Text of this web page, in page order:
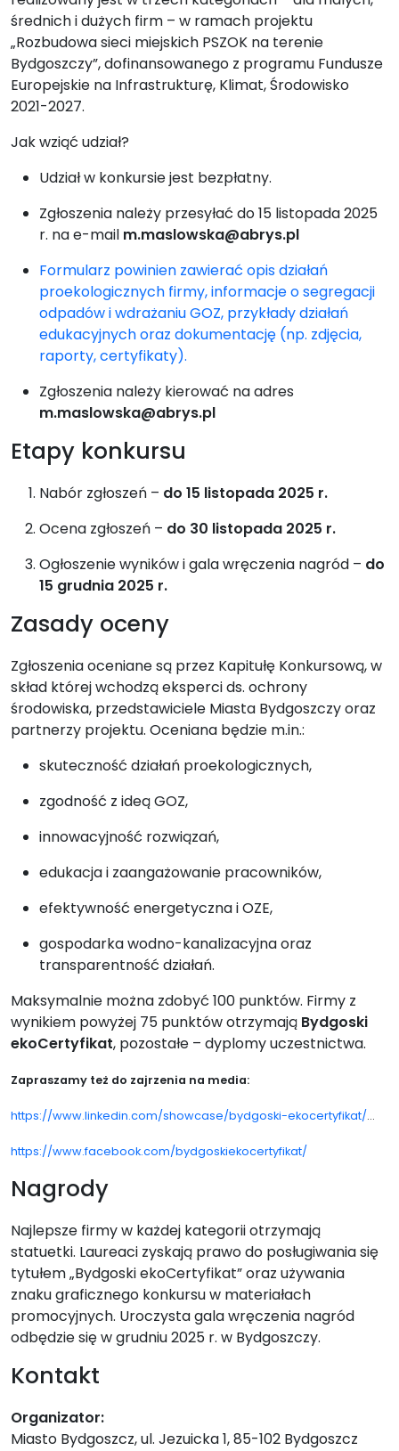
średnich i dużych firm – w ramach projektu
„Rozbudowa sieci miejskich PSZOK na terenie
Bydgoszczy”, dofinansowanego z programu Fundusze
Europejskie na Infrastrukturę, Klimat, Środowisko
2021-2027.
Jak wziąć udział?
Udział w konkursie jest bezpłatny.
Zgłoszenia należy przesyłać do 15 listopada 2025
r. na e-mail m.maslowska@abrys.pl
Formularz powinien zawierać opis działań
proekologicznych firmy, informacje o segregacji
odpadów i wdrażaniu GOZ, przykłady działań
edukacyjnych oraz dokumentację (np. zdjęcia,
raporty, certyfikaty).
Zgłoszenia należy kierować na adres
m.maslowska@abrys.pl
Etapy konkursu
Nabór zgłoszeń – do 15 listopada 2025 r.
Ocena zgłoszeń – do 30 listopada 2025 r.
Ogłoszenie wyników i gala wręczenia nagród – do
15 grudnia 2025 r.
Zasady oceny
Zgłoszenia oceniane są przez Kapitułę Konkursową, w
skład której wchodzą eksperci ds. ochrony
środowiska, przedstawiciele Miasta Bydgoszczy oraz
partnerzy projektu. Oceniana będzie m.in.:
skuteczność działań proekologicznych,
zgodność z ideą GOZ,
innowacyjność rozwiązań,
edukacja i zaangażowanie pracowników,
efektywność energetyczna i OZE,
gospodarka wodno-kanalizacyjna oraz
transparentność działań.
Maksymalnie można zdobyć 100 punktów. Firmy z
wynikiem powyżej 75 punktów otrzymają Bydgoski
ekoCertyfikat, pozostałe – dyplomy uczestnictwa.
Zapraszamy też do zajrzenia na media:
https://www.linkedin.com/showcase/bydgoski-ekocertyfikat/...
https://www.facebook.com/bydgoskiekocertyfikat/
Nagrody
Najlepsze firmy w każdej kategorii otrzymają
statuetki. Laureaci zyskają prawo do posługiwania się
tytułem „Bydgoski ekoCertyfikat” oraz używania
znaku graficznego konkursu w materiałach
promocyjnych. Uroczysta gala wręczenia nagród
odbędzie się w grudniu 2025 r. w Bydgoszczy.
Kontakt
Organizator:
Miasto Bydgoszcz, ul. Jezuicka 1, 85-102 Bydgoszcz